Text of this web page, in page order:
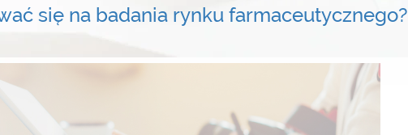
się na badania rynku farmaceutycznego?